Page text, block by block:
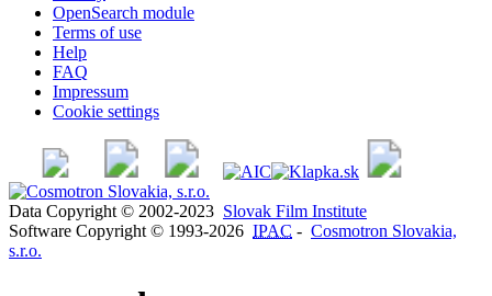
OpenSearch module
Terms of use
Help
FAQ
Impressum
Cookie settings
Data Copyright © 2002-2023 Slovak Film Institute
Software Copyright © 1993-2026 IPAC - Cosmotron Slovakia,
s.r.o.